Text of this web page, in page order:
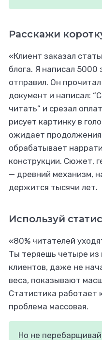
Расскажи
«Клиент заказал
блога. Я написал 5000
отправил. Он
документ и написал:
читать” и срезал
рисует картинку в
ожидает
обрабатывает
конструкции. Сюжет,
— древний механизм,
держится тысячи лет.
Используй
«80% читателей
Ты теряешь четыре из
клиентов, даже не
веса, показывают
Статистика работает
проблема массовая.
Но не